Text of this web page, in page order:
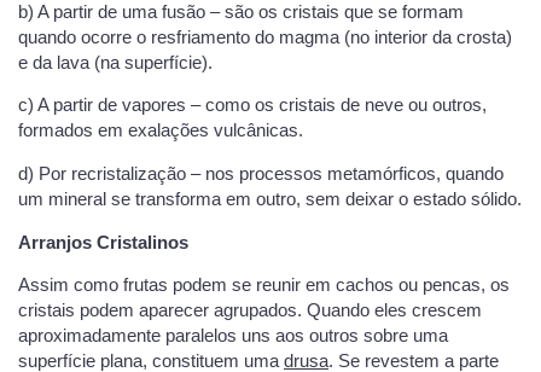
b) A partir de uma fusão – são os cristais que se formam
quando ocorre o resfriamento do magma (no interior da crosta)
e da lava (na superfície).
c) A partir de vapores – como os cristais de neve ou outros,
formados em exalações vulcânicas.
d) Por recristalização – nos processos metamórficos, quando
um mineral se transforma em outro, sem deixar o estado sólido.
Arranjos Cristalinos
Assim como frutas podem se reunir em cachos ou pencas, os
cristais podem aparecer agrupados. Quando eles crescem
aproximadamente paralelos uns aos outros sobre uma
superfície plana, constituem umadrusa. Se revestem a parte